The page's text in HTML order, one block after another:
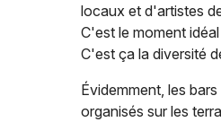
locaux et d'artistes
C'est le moment
C'est ça la diversité
Évidemment, les
organisés sur les